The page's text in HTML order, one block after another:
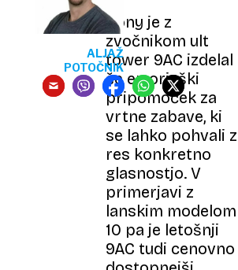
Sony je z
zvočnikom ult
tower 9AC izdelal
še en orjaški
pripomoček za
vrtne zabave, ki
se lahko pohvali z
res konkretno
glasnostjo. V
primerjavi z
lanskim modelom
10 pa je letošnji
9AC tudi cenovno
ALJAŽ
POTOČNIK